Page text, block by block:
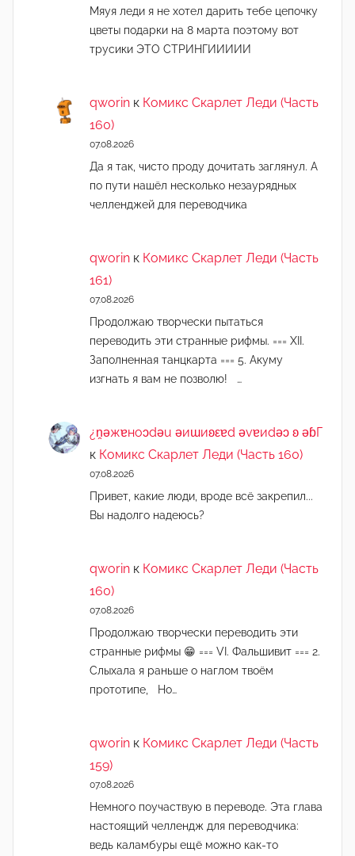
Мяуя леди я не хотел дарить тебе цепочку
цветы подарки на 8 марта поэтому вот
трусики ЭТО СТРИНГИИИИИ
qworin к Комикс Скарлет Леди (Часть
160)
07.08.2026
Да я так, чисто проду дочитать заглянул. А
по пути нашёл несколько незаурядных
челленджей для переводчика
qworin к Комикс Скарлет Леди (Часть
161)
07.08.2026
Продолжаю творчески пытаться
переводить эти странные рифмы. === XII.
Заполненная танцкарта === 5. Акуму
изгнать я вам не позволю! …
¿n̯ǝжɐноɔdǝu ǝиɯиʚεɐd ǝvɐиdǝɔ ʚ ǝɓГ
к Комикс Скарлет Леди (Часть 160)
07.08.2026
Привет, какие люди, вроде всё закрепил...
Вы надолго надеюсь?
qworin к Комикс Скарлет Леди (Часть
160)
07.08.2026
Продолжаю творчески переводить эти
странные рифмы 😁 === VI. Фальшивит === 2.
Слыхала я раньше о наглом твоём
прототипе, Но…
qworin к Комикс Скарлет Леди (Часть
159)
07.08.2026
Немного поучаствую в переводе. Эта глава
настоящий челлендж для переводчика:
ведь каламбуры ещё можно как-то